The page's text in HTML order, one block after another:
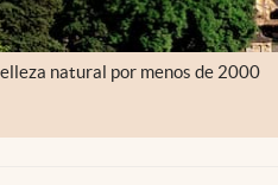
natural por menos de 2000